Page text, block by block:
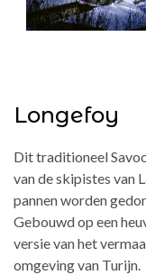
Longefoy
Dit traditioneel
van de skipistes van
pannen worden
Gebouwd op een
versie van het
omgeving van